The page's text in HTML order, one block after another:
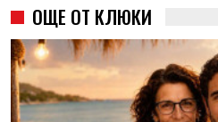
ОЩЕ ОТ КЛЮКИ